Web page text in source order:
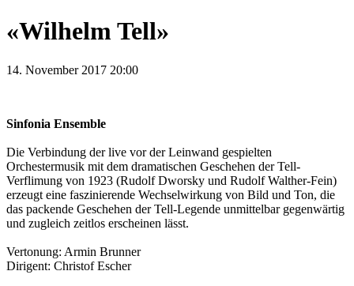
«Wilhelm Tell»
14. November 2017 20:00
Sinfonia Ensemble
Die Verbindung der live vor der Leinwand gespielten
Orchestermusik mit dem dramatischen Geschehen der Tell-
Verflimung von 1923 (Rudolf Dworsky und Rudolf Walther-Fein)
erzeugt eine faszinierende Wechselwirkung von Bild und Ton, die
das packende Geschehen der Tell-Legende unmittelbar gegenwärtig
und zugleich zeitlos erscheinen lässt.
Vertonung: Armin Brunner
Dirigent: Christof Escher